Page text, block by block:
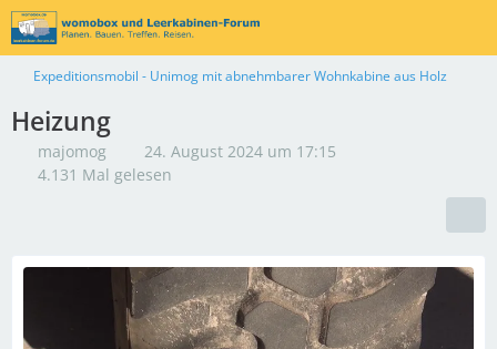
Expeditionsmobil - Unimog mit abnehmbarer Wohnkabine aus Holz
Heizung
majomog
24. August 2024 um 17:15
4.131 Mal gelesen